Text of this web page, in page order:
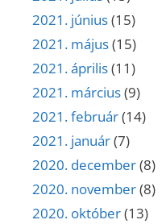
2021. június(15)
2021. május(15)
2021. április(11)
2021. március(9)
2021. február(14)
2021. január(7)
2020. december(8)
2020. november(8)
2020. október(13)